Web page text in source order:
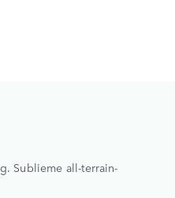
Sublieme all-terrain-